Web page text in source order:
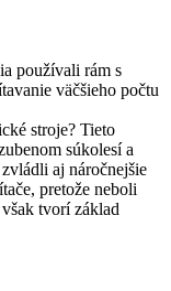
používali rám s
väčšieho počtu
stroje? Tieto
súkolesí a
aj náročnejšie
pretože neboli
tvorí základ